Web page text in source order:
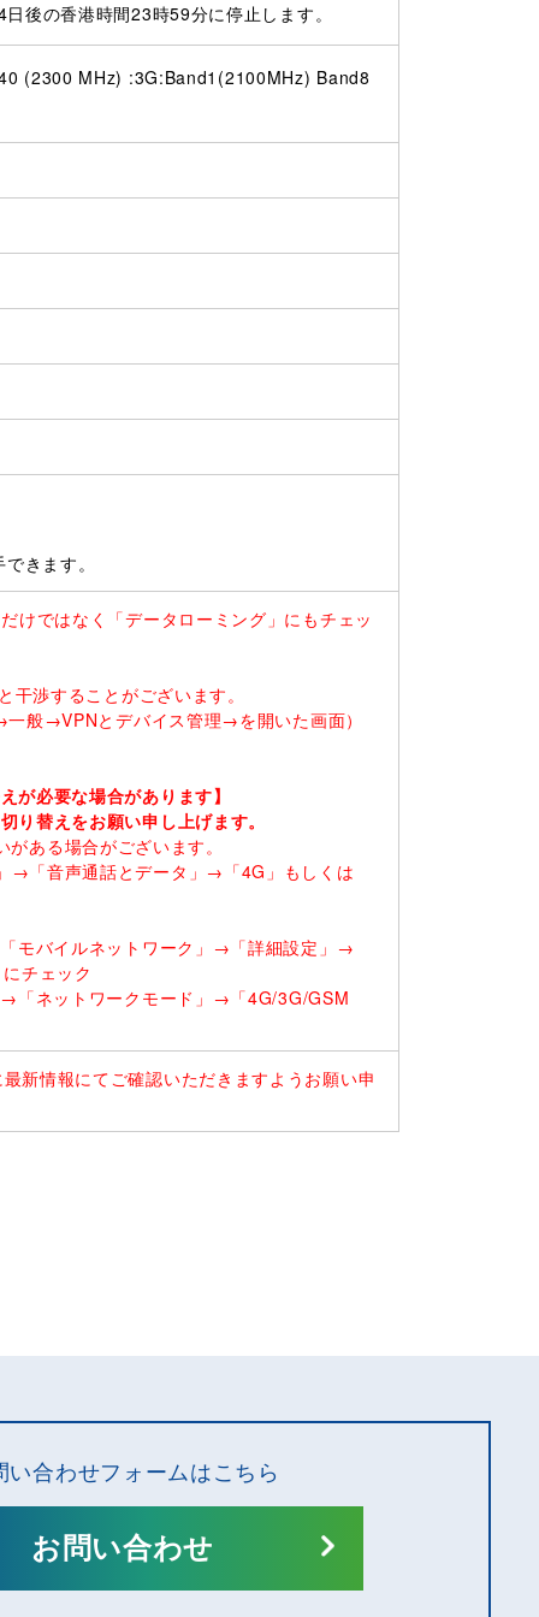
後の香港時間23時59分に停止します。
(2300 MHz) :3G:Band1(2100MHz) Band8
きます。
けではなく「データローミング」にもチェッ
渉することがございます。
般→VPNとデバイス管理→を開いた画面）
が必要な場合があります】
り替えをお願い申し上げます。
ある場合がございます。
→「音声通話とデータ」→「4G」もしくは
モバイルネットワーク」→「詳細設定」→
チェック
「ネットワークモード」→「4G/3G/GSM
新情報にてご確認いただきますようお願い申
い合わせフォームはこちら
お問い合わせ